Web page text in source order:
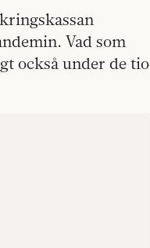
Vad som
också under de tio